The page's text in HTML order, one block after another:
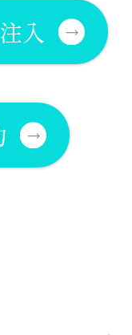
入